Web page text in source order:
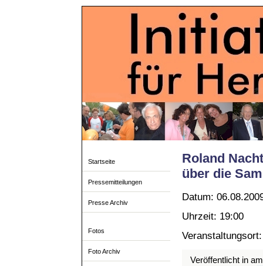
Startseite
Pressemitteilungen
Presse Archiv
Fotos
Foto Archiv
Roland
über die
Datum:
Uhrzeit: 19:00
Veröffentlicht in